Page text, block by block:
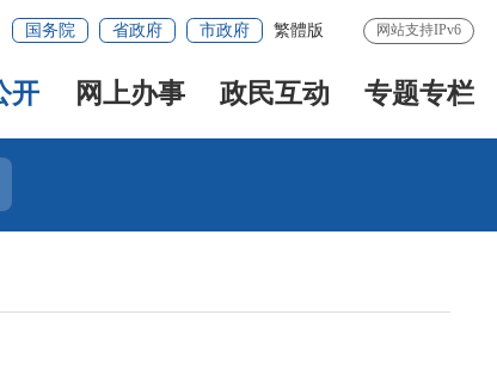
国务院 省政府 市政府 繁體版 网站支持IPv6
开 网上办事 政民互动 专题专栏